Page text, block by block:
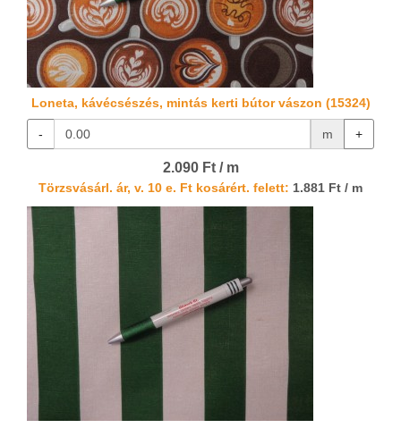
Loneta, kávécsészés, mintás kerti bútor vászon (15324)
- m +
2.090 Ft / m
Törzsvásárl. ár, v. 10 e. Ft kosárért. felett: 1.881 Ft / m